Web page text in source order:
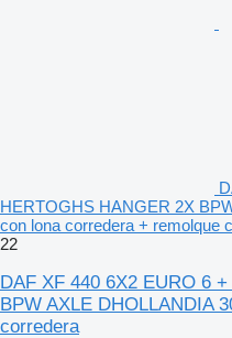
HERTOGHS HANGER 2X
con lona corredera + remolque
22
DAF XF 440 6X2 EURO 6
BPW AXLE DHOLLANDIA
corredera